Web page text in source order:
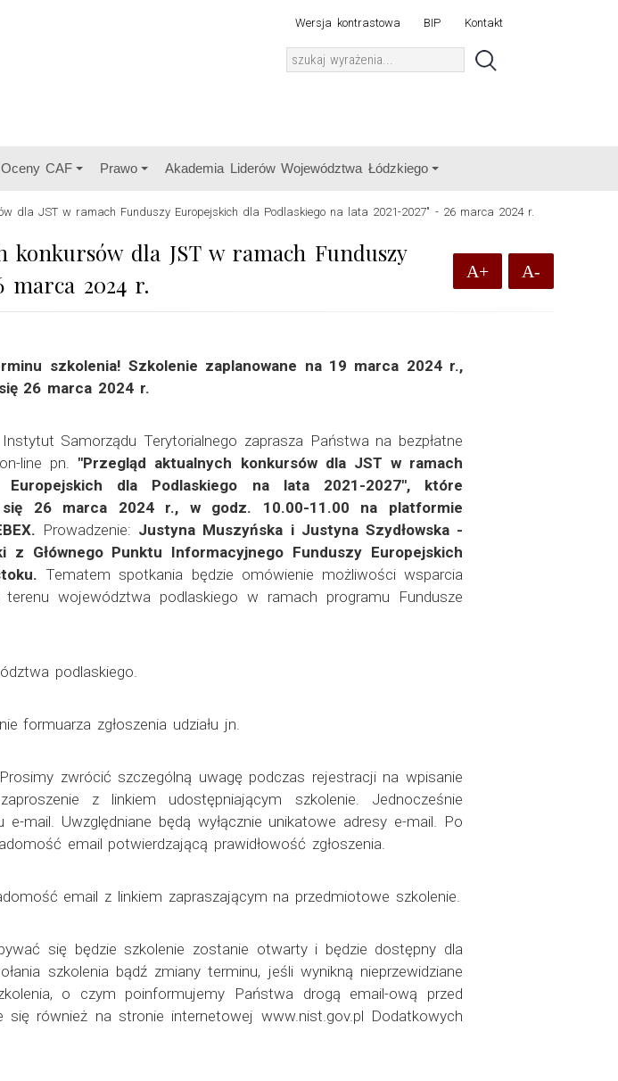
Wersja kontrastowa BIP Kontakt
CAF Prawo Akademia Liderów Województwa Łódzkiego
dla JST w ramach Funduszy Europejskich dla Podlaskiego na lata 2021-2027" - 26 marca 2024 r.
konkursów dla JST w ramach Funduszy
marca 2024 r.
A+ A-
szkolenia! Szkolenie zaplanowane na 19 marca 2024 r.,
26 marca 2024 r.
Samorządu Terytorialnego zaprasza Państwa na bezpłatne
line pn. "Przegląd aktualnych konkursów dla JST w ramach
Europejskich dla Podlaskiego na lata 2021-2027", które
się 26 marca 2024 r., w godz. 10.00-11.00 na platformie
Prowadzenie: Justyna Muszyńska i Justyna Szydłowska -
z Głównego Punktu Informacyjnego Funduszy Europejskich
Tematem spotkania będzie omówienie możliwości wsparcia
województwa podlaskiego w ramach programu Fundusze
podlaskiego.
formuarza zgłoszenia udziału jn.
zwrócić szczególną uwagę podczas rejestracji na wpisanie
z linkiem udostępniającym szkolenie. Jednocześnie
mail. Uwzględniane będą wyłącznie unikatowe adresy e-mail. Po
email potwierdzającą prawidłowość zgłoszenia.
email z linkiem zapraszającym na przedmiotowe szkolenie.
się będzie szkolenie zostanie otwarty i będzie dostępny dla
szkolenia bądź zmiany terminu, jeśli wynikną nieprzewidziane
o czym poinformujemy Państwa drogą email-ową przed
również na stronie internetowej www.nist.gov.pl Dodatkowych